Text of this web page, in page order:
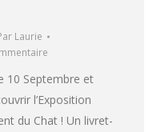
Laurie
10 Septembre et
l’Exposition
du Chat ! Un livret-